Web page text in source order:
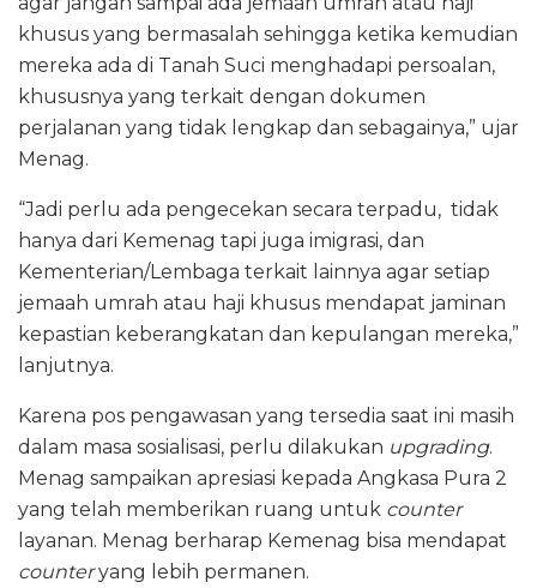
khusus yang bermasalah sehingga ketika kemudian
mereka ada di Tanah Suci menghadapi persoalan,
khususnya yang terkait dengan dokumen
perjalanan yang tidak lengkap dan sebagainya,” ujar
Menag.
“Jadi perlu ada pengecekan secara terpadu, tidak
hanya dari Kemenag tapi juga imigrasi, dan
Kementerian/Lembaga terkait lainnya agar setiap
jemaah umrah atau haji khusus mendapat jaminan
kepastian keberangkatan dan kepulangan mereka,”
lanjutnya.
Karena pos pengawasan yang tersedia saat ini masih
dalam masa sosialisasi, perlu dilakukan upgrading.
Menag sampaikan apresiasi kepada Angkasa Pura 2
yang telah memberikan ruang untuk counter
layanan. Menag berharap Kemenag bisa mendapat
counteryang lebih permanen.